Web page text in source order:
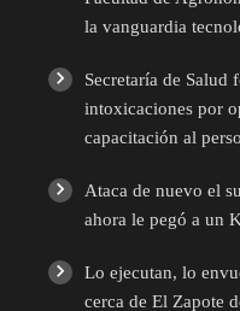
la vanguardia
Secretaría de Salud
intoxicaciones por
capacitación al
Ataca de nuevo el
ahora le pegó a un
Lo ejecutan, lo
cerca de El Zapote